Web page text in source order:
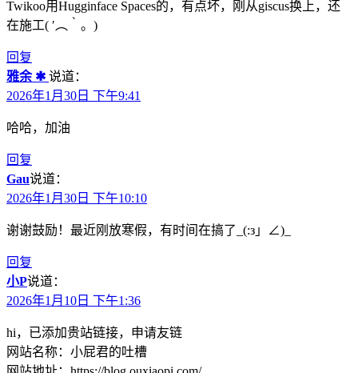
Twikoo用Hugginface Spaces的，有点坏，刚从giscus换上，还
在施工( ′︵‵。)
回复
雅余 ✱ 说道：
2026年1月30日 下午9:41
哈哈，加油
回复
Gau说道：
2026年1月30日 下午10:10
谢谢鼓励！最近刚放寒假，有时间在搞了_(:з」∠)_
回复
小P说道：
2026年1月10日 下午1:36
hi，已添加贵站链接，申请友链
网站名称：小屁君的吐槽